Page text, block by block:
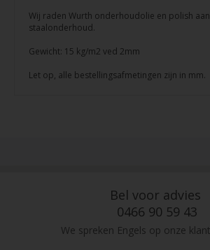
Wij raden Wurth onderhoudolie en polish
staalonderhoud.
Gewicht: 15 kg/m2 ved 2mm
Let op, alle bestellingsafmetingen zijn in mm.
Bel voor advies
0466 90 59 43
We spreken Engels op onze